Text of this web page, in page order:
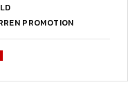
PROMOTION